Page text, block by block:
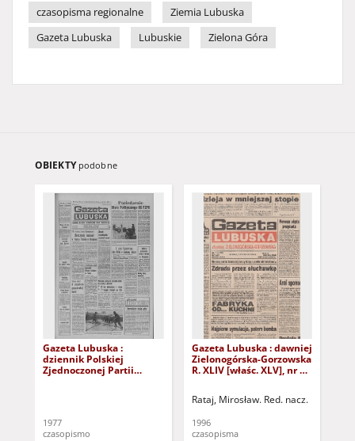
czasopisma regionalne
Ziemia Lubuska
Gazeta Lubuska
Lubuskie Zielona Góra
OBIEKTY podobne
Gazeta Lubuska :
dziennik Polskiej
Zjednoczonej Partii
1977
czasopismo
Gazeta Lubuska : dawniej
Zielonogórska-Gorzowska
R. XLIV [właśc. XLV], nr 52
Rataj, Mirosław. Red. nacz.
1996
czasopisma